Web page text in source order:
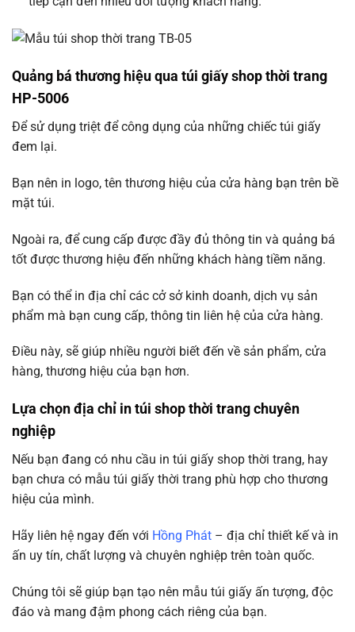
Quảng bá thương hiệu qua túi giấy shop thời trang
HP-5006
Để sử dụng triệt để công dụng của những chiếc túi giấy
đem lại.
Bạn nên in logo, tên thương hiệu của cửa hàng bạn trên bề
mặt túi.
Ngoài ra, để cung cấp được đầy đủ thông tin và quảng bá
tốt được thương hiệu đến những khách hàng tiềm năng.
Bạn có thể in địa chỉ các cở sở kinh doanh, dịch vụ sản
phẩm mà bạn cung cấp, thông tin liên hệ của cửa hàng.
Điều này, sẽ giúp nhiều người biết đến về sản phẩm, cửa
hàng, thương hiệu của bạn hơn.
Lựa chọn địa chỉ in túi shop thời trang chuyên
nghiệp
Nếu bạn đang có nhu cầu in túi giấy shop thời trang, hay
bạn chưa có mẫu túi giấy thời trang phù hợp cho thương
hiệu của mình.
Hãy liên hệ ngay đến với Hồng Phát – địa chỉ thiết kế và in
ấn uy tín, chất lượng và chuyên nghiệp trên toàn quốc.
Chúng tôi sẽ giúp bạn tạo nên mẫu túi giấy ấn tượng, độc
đáo và mang đậm phong cách riêng của bạn.